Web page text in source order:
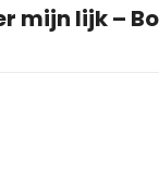
mijn lijk –